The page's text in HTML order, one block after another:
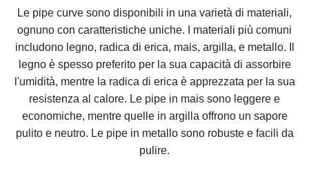
Le pipe curve sono disponibili in una varietà di materiali,
ognuno con caratteristiche uniche. I materiali più comuni
includono legno, radica di erica, mais, argilla, e metallo. Il
legno è spesso preferito per la sua capacità di assorbire
l'umidità, mentre la radica di erica è apprezzata per la sua
resistenza al calore. Le pipe in mais sono leggere e
economiche, mentre quelle in argilla offrono un sapore
pulito e neutro. Le pipe in metallo sono robuste e facili da
pulire.